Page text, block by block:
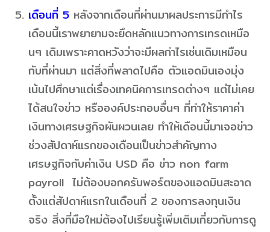
เดือนที่ 5 หลังจากเดือนที่ผ่านมาผลประการมีกำไร
เดือนนี้เราพยายามจะยึดหลักแนวทางการเทรดเหมือ
นๆ เดิมเพราะคาดหวังว่าจะมีผลกำไรเช่นเดิมเหมือน
กับที่ผ่านมา แต่สิ่งที่พลาดไปคือ ตัวแอดมินเองมุ่ง
เน้นไปศึกษาแต่เรื่องเทคนิคการเทรดต่างๆ แต่ไม่เคย
ได้สนใจข่าว หรือองค์ประกอบอื่นๆ ที่ทำให้ราคาค่า
เงินทางเศรษฐกิจผันผวนเลย ทำให้เดือนนี้มาเจอข่าว
ช่วงสัปดาห์แรกของเดือนเป็นข่าวสำคัญทาง
เศรษฐกิจกับค่าเงิน USD คือ ข่าว non farm
payroll ไม่ต้องบอกครับพอร์ตของแอดมินสะอาด
ตั้งแต่สัปดาห์แรกในเดือนที่ 2 ของการลงทุนเงิน
จริง สิ่งที่มือใหม่ต้องไปเรียนรู้เพิ่มเติมเกี่ยวกับการดู